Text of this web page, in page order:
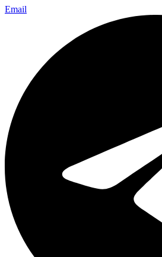
Email